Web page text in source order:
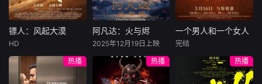
害，只得与许雁真
结盟，彼时银行欲
将国宝名画低价卖
给外国人，许雁真
仿造名画、偷天换
日。几经波折，两
他留下的3000万
巨额遗产，让每个
人貌似都有犯罪动
机。警察毫无头绪
“不务正业”迈出牧
场，追查牧羊人“躺
造的“换命游戏”。
豪华别墅、名车名
表、神秘女友全部
备齐，在陈伦的精
瞬间拥有顶配人
生。
镖人：风起大漠
于适
大漠之上，镖人、
镖人：风起大漠
HD
阿凡达：火与烬
佐伊·索尔达娜
西格妮·韦弗
阿凡达：火与烬
2025年12月19日上映
一个男人和一个女人
周汉宁
男人（黄渤
一个男人和一个女人
完结
热播
热播 热播